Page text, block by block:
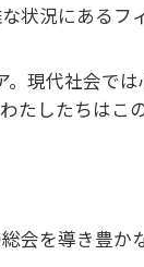
状況にあるフ
。現代社会で
たしたちはこ
会を導き豊か